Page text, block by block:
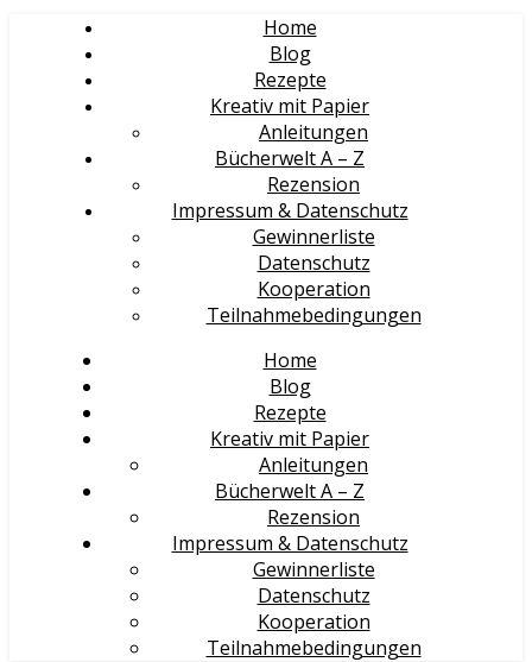
Home
Blog
Rezepte
Kreativ mit Papier
Anleitungen
Bücherwelt A – Z
Rezension
Impressum & Datenschutz
Gewinnerliste
Datenschutz
Kooperation
Teilnahmebedingungen
Home
Blog
Rezepte
Kreativ mit Papier
Anleitungen
Bücherwelt A – Z
Rezension
Impressum & Datenschutz
Gewinnerliste
Datenschutz
Kooperation
Teilnahmebedingungen